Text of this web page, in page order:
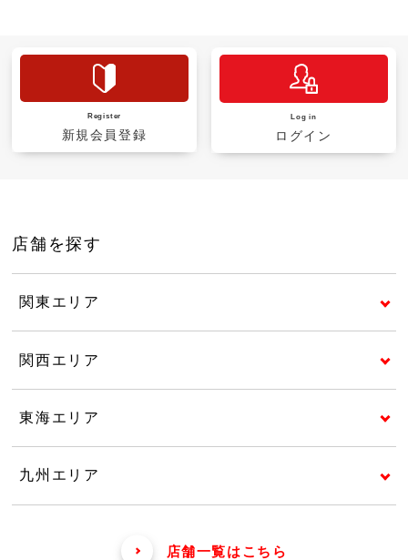
Register
新規会員登録
Log in
ログイン
店舗を探す
関東エリア
関西エリア
東海エリア
九州エリア
店舗一覧はこちら